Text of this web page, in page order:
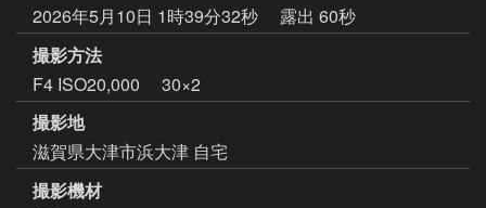
2026年5月10日 1時39分32秒
露出 60秒
撮影方法
F4 ISO20,000 30×2
撮影地
滋賀県大津市浜大津 自宅
撮影機材